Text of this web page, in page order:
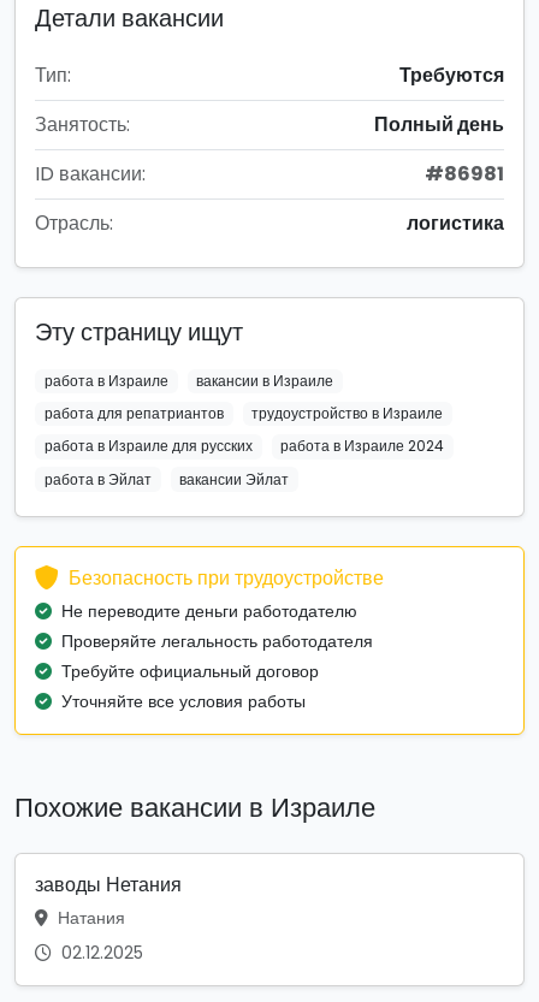
Детали вакансии
Тип:
Требуются
Занятость:
Полный день
ID вакансии:
#86981
Отрасль:
логистика
Эту страницу ищут
работа в Израиле
вакансии в Израиле
работа для репатриантов
трудоустройство в Израиле
работа в Израиле для русских
работа в Израиле 2024
работа в Эйлат
вакансии Эйлат
Безопасность при трудоустройстве
Не переводите деньги работодателю
Проверяйте легальность работодателя
Требуйте официальный договор
Уточняйте все условия работы
Похожие вакансии в Израиле
заводы Нетания
Натания
02.12.2025